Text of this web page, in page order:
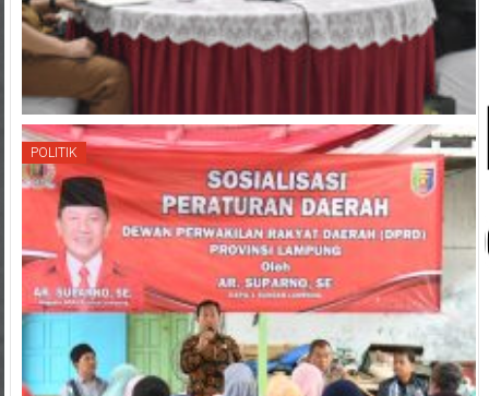
POLITIK